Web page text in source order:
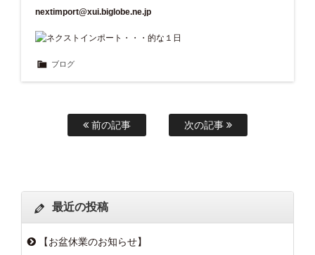
nextimport@xui.biglobe.ne.jp
ブログ
前の記事 次の記事
最近の投稿
【お盆休業のお知らせ】